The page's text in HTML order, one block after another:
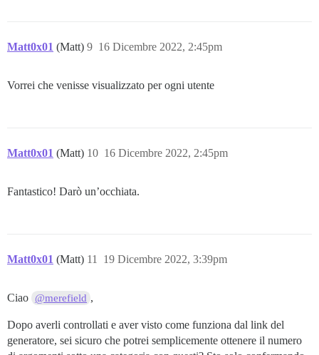
Matt0x01 (Matt) 16 Dicembre 2022, 2:45pm
9
Vorrei che venisse visualizzato per ogni utente
Matt0x01 (Matt) 16 Dicembre 2022, 2:45pm
10
Fantastico! Darò un’occhiata.
Matt0x01 (Matt) 19 Dicembre 2022, 3:39pm
11
Ciao @merefield ,
Dopo averli controllati e aver visto come funziona dal link del
generatore, sei sicuro che potrei semplicemente ottenere il numero